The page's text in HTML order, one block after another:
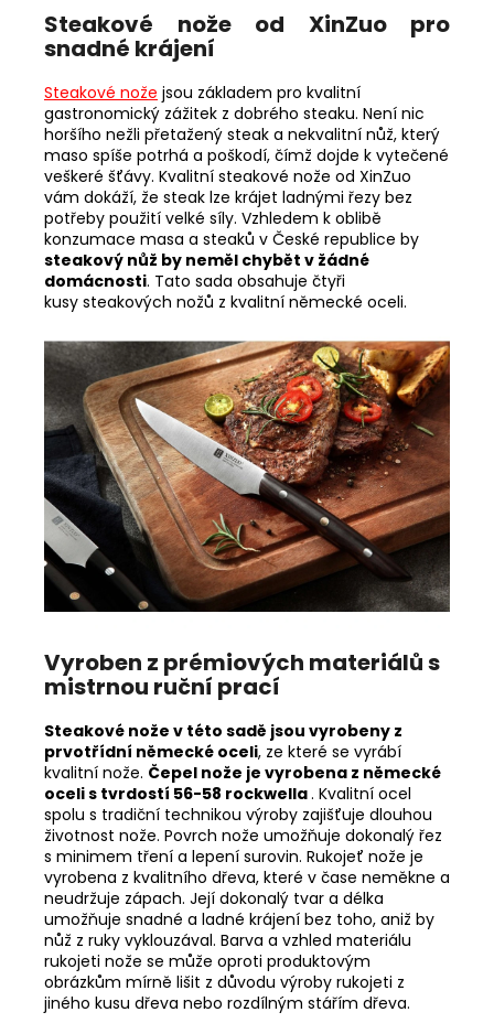
Steakové nože od XinZuo pro
snadné krájení
Steakové nože jsou základem pro kvalitní
gastronomický zážitek z dobrého steaku. Není nic
horšího nežli přetažený steak a nekvalitní nůž, který
maso spíše potrhá a poškodí, čímž dojde k vytečené
veškeré šťávy. Kvalitní steakové nože od XinZuo
vám dokáží, že steak lze krájet ladnými řezy bez
potřeby použití velké síly. Vzhledem k oblibě
konzumace masa a steaků v České republice by
steakový nůž by neměl chybět v žádné
domácnosti. Tato sada obsahuje čtyři
kusy steakových nožů z kvalitní německé oceli.
Vyroben z prémiových materiálů s
mistrnou ruční prací
Steakové nože v této sadě jsou vyrobeny z
prvotřídní německé oceli, ze které se vyrábí
kvalitní nože. Čepel nože je vyrobena z německé
oceli s tvrdostí 56-58 rockwella. Kvalitní ocel
spolu s tradiční technikou výroby zajišťuje dlouhou
životnost nože. Povrch nože umožňuje dokonalý řez
s minimem tření a lepení surovin. Rukojeť nože je
vyrobena z kvalitního dřeva, které v čase neměkne a
neudržuje zápach. Její dokonalý tvar a délka
umožňuje snadné a ladné krájení bez toho, aniž by
nůž z ruky vyklouzával. Barva a vzhled materiálu
rukojeti nože se může oproti produktovým
obrázkům mírně lišit z důvodu výroby rukojeti z
jiného kusu dřeva nebo rozdílným stářím dřeva.